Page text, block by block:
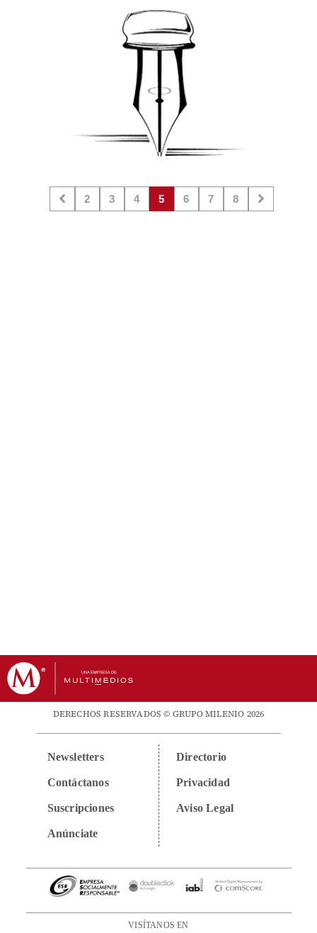
2 3 4 5 6 7 8
DERECHOS RESERVADOS © GRUPO MILENIO 2026
Newsletters
Contáctanos
Suscripciones
Anúnciate
Directorio
Privacidad
Aviso Legal
VISÍTANOS EN